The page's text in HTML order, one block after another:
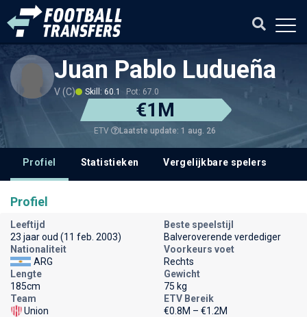
Juan Pablo Ludueña
V (C) Skill: 60.1 Pot: 67.0
€1M
ETV Laatste update: 1 aug. 26
Profiel Statistieken Vergelijkbare spelers
Profiel
Leeftijd
23 jaar oud (11 feb. 2003)
Beste speelstijl
Balveroverende verdediger
Nationaliteit
ARG
Voorkeurs voet
Rechts
Lengte
185cm
Gewicht
75 kg
Team
Union
ETV Bereik
€0.8M – €1.2M